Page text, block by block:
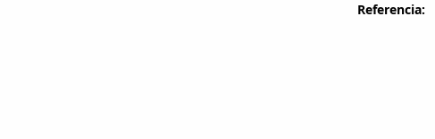
Referencia: